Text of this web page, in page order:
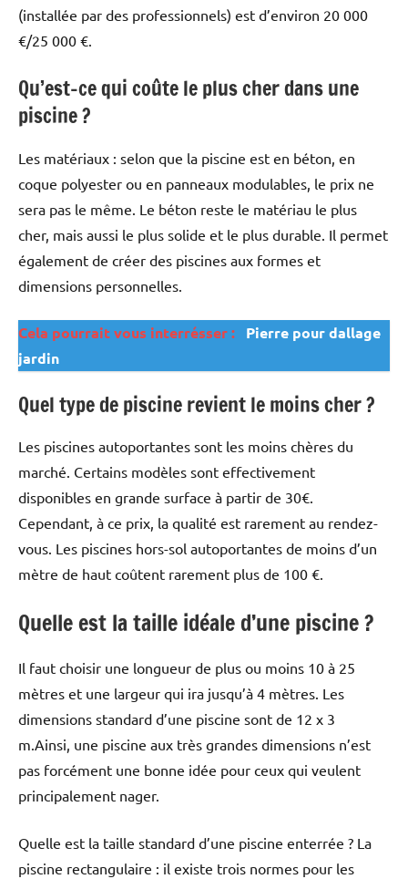
(installée par des professionnels) est d’environ 20 000
€/25 000 €.
Qu’est-ce qui coûte le plus cher dans une
piscine ?
Les matériaux : selon que la piscine est en béton, en
coque polyester ou en panneaux modulables, le prix ne
sera pas le même. Le béton reste le matériau le plus
cher, mais aussi le plus solide et le plus durable. Il permet
également de créer des piscines aux formes et
dimensions personnelles.
Cela pourrait vous interrésser :
Pierre pour dallage
jardin
Quel type de piscine revient le moins cher ?
Les piscines autoportantes sont les moins chères du
marché. Certains modèles sont effectivement
disponibles en grande surface à partir de 30€.
Cependant, à ce prix, la qualité est rarement au rendez-
vous. Les piscines hors-sol autoportantes de moins d’un
mètre de haut coûtent rarement plus de 100 €.
Quelle est la taille idéale d’une piscine ?
Il faut choisir une longueur de plus ou moins 10 à 25
mètres et une largeur qui ira jusqu’à 4 mètres. Les
dimensions standard d’une piscine sont de 12 x 3
m.Ainsi, une piscine aux très grandes dimensions n’est
pas forcément une bonne idée pour ceux qui veulent
principalement nager.
Quelle est la taille standard d’une piscine enterrée ? La
piscine rectangulaire : il existe trois normes pour les